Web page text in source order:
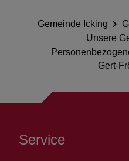
Gemeinde Icking
Unsere
Gert-
Service